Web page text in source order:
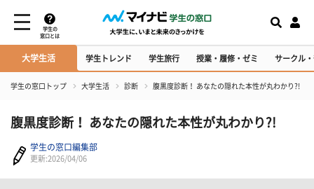
学生の
窓口とは
大学生活 学生トレンド 学生旅行 授業・履修・ゼミ サークル
学生の窓口トップ 大学生活 診断 腹黒度診断！ あなたの隠れた本性が丸わかり?!
腹黒度診断！ あなたの隠れた本性が丸わかり?!
学生の窓口編集部
更新:2026/04/06